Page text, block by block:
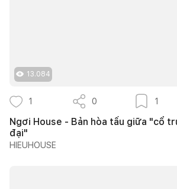
13.084
1 0 1
Ngơi House - Bản hòa tấu giữa "cổ
đại"
HIEUHOUSE